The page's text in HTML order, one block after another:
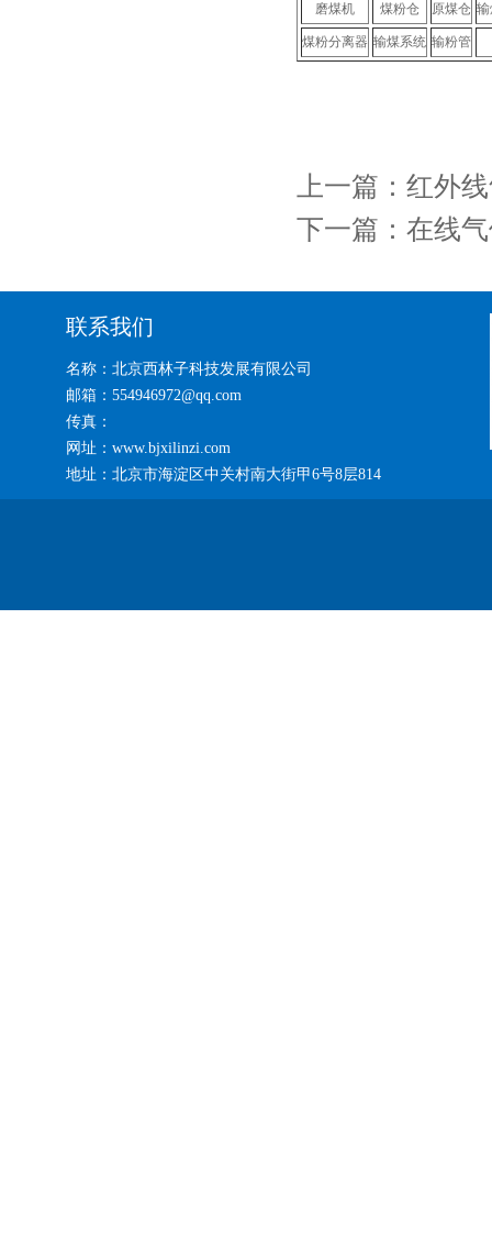
磨煤机 煤粉仓 原煤仓
煤粉分离器 输煤系统 输粉管
上一篇： 红外
下一篇： 在线
联系我们
名称：北京西林子科技发展有限公司
邮箱：554946972@qq.com
传真：
网址：www.bjxilinzi.com
地址：北京市海淀区中关村南大街甲6号8层814